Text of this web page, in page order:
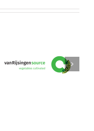
vanRijsingeningredients